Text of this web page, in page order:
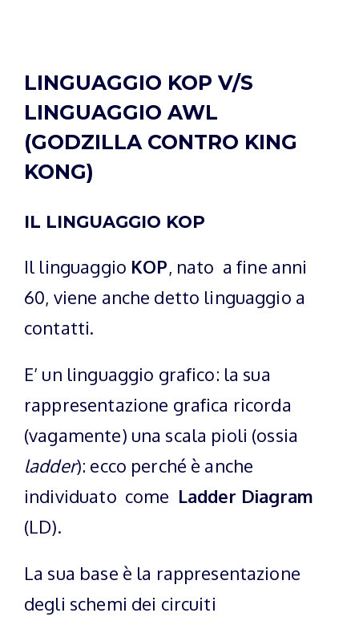
LINGUAGGIO KOP V/S
LINGUAGGIO AWL
(GODZILLA CONTRO KING
KONG)
IL LINGUAGGIO KOP
Il linguaggio KOP , nato a fine anni
60, viene anche detto linguaggio a
contatti.
E’ un linguaggio grafico: la sua
rappresentazione grafica ricorda
(vagamente) una scala pioli (ossia
ladder): ecco perché è anche
individuato come Ladder Diagram
(LD).
La sua base è la rappresentazione
degli schemi dei circuiti